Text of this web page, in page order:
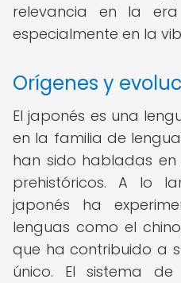
relevancia en la
especialmente en la
Orígenes y
El japonés es una
en la familia de
han sido habladas
prehistóricos. A lo
japonés ha
lenguas como el
que ha contribuido a
único. El sistema